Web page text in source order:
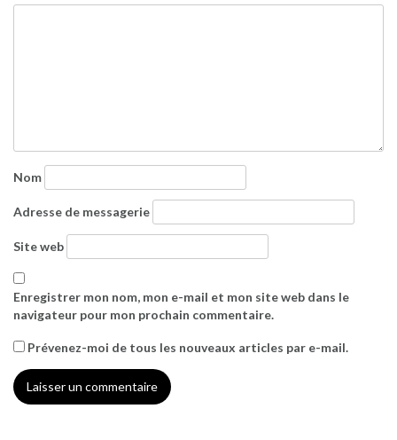
Nom
Adresse de messagerie
Site web
Enregistrer mon nom, mon e-mail et mon site web dans le
navigateur pour mon prochain commentaire.
Prévenez-moi de tous les nouveaux articles par e-mail.